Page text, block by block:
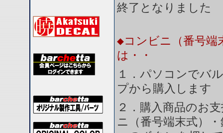
終了となりました
◆コンビニ（番号端
は・・
１．パソコンでバ
プから購入します
２．購入商品のお
ニ（番号端末式）